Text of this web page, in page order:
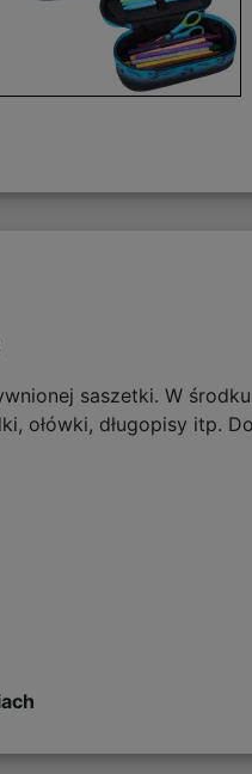
saszetki. W
ołówki, długopisy itp.